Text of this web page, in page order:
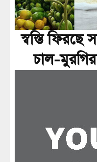
স্বস্তি
চাল-মুরগির